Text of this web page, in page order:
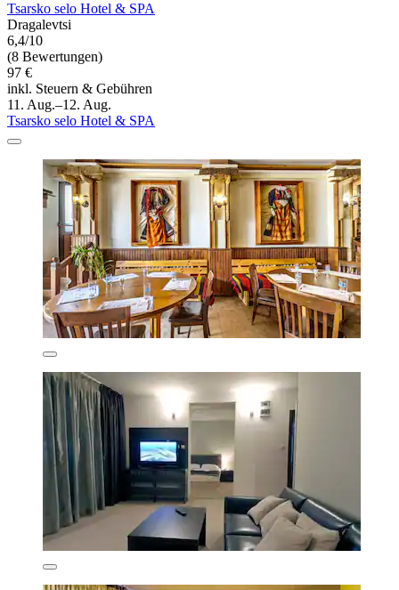
Tsarsko selo Hotel & SPA
Dragalevtsi
6,4/10
(8 Bewertungen)
97 €
inkl. Steuern & Gebühren
11. Aug.–12. Aug.
Tsarsko selo Hotel & SPA